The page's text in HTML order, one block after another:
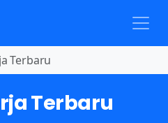
Terbaru
Terbaru